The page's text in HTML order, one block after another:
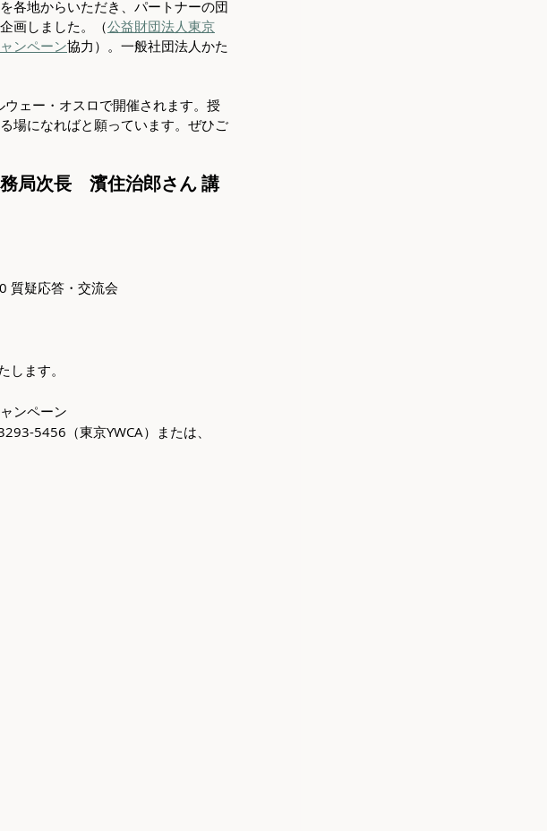
各地からいただき、パートナーの団
画しました。（公益財団法人東京
ンペーン協力）。一般社団法人かた
ェー・オスロで開催されます。授
場になればと願っています。ぜひご
局次長　濱住治郎さん 講
質疑応答・交流会
ます。
ンペーン
5456（東京YWCA）または、